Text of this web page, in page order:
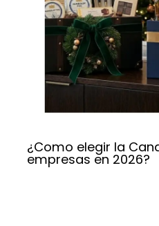
¿Como elegir la
empresas en 2026?